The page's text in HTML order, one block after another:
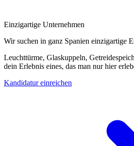
Einzigartige Unternehmen
Wir suchen in ganz Spanien einzigartige
Leuchttürme, Glaskuppeln,
dein Erlebnis eines, das man nur hier
Kandidatur einreichen